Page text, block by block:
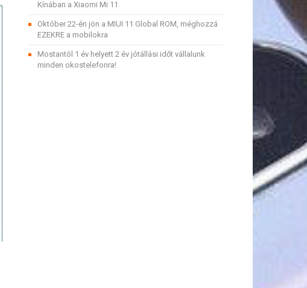
Kínában a Xiaomi Mi 11
Október 22-én jön a MIUI 11 Global ROM, méghozzá
EZEKRE a mobilokra
Mostantól 1 év helyett 2 év jótállási időt vállalunk
minden okostelefonra!